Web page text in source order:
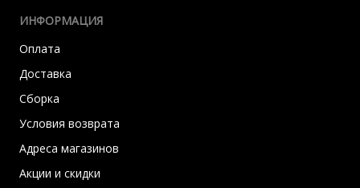
ИНФОРМАЦИЯ
Оплата
Доставка
Сборка
Условия возврата
Адреса магазинов
Акции и скидки